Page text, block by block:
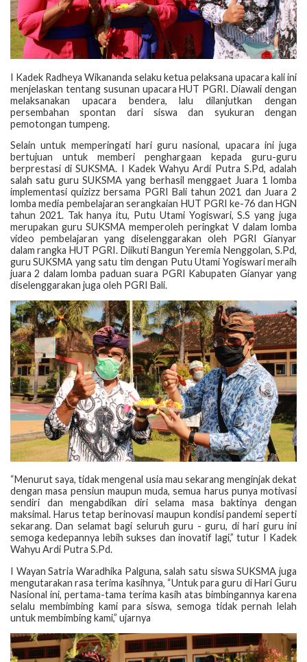
I Kadek Radheya Wikananda selaku ketua pelaksana upacara kali ini
menjelaskan tentang susunan upacara HUT PGRI. Diawali dengan
melaksanakan upacara bendera, lalu dilanjutkan dengan
persembahan spontan dari siswa dan syukuran dengan
pemotongan tumpeng.
Selain untuk memperingati hari guru nasional, upacara ini juga
bertujuan untuk memberi penghargaan kepada guru-guru
berprestasi di SUKSMA. I Kadek Wahyu Ardi Putra S.Pd, adalah
salah satu guru SUKSMA yang berhasil menggaet Juara 1 lomba
implementasi quizizz bersama PGRI Bali tahun 2021 dan Juara 2
lomba media pembelajaran serangkaian HUT PGRI ke-76 dan HGN
tahun 2021. Tak hanya itu, Putu Utami Yogiswari, S.S yang juga
merupakan guru SUKSMA memperoleh peringkat V dalam lomba
video pembelajaran yang diselenggarakan oleh PGRI Gianyar
dalam rangka HUT PGRI. Diikuti Bangun Yeremia Nenggolan, S.Pd,
guru SUKSMA yang satu tim dengan Putu Utami Yogiswari meraih
juara 2 dalam lomba paduan suara PGRI Kabupaten Gianyar yang
diselenggarakan juga oleh PGRI Bali.
“Menurut saya, tidak mengenal usia mau sekarang menginjak dekat
dengan masa pensiun maupun muda, semua harus punya motivasi
sendiri dan mengabdikan diri selama masa baktinya dengan
maksimal. Harus tetap berinovasi maupun kondisi pandemi seperti
sekarang. Dan selamat bagi seluruh guru - guru, di hari guru ini
semoga kedepannya lebih sukses dan inovatif lagi,” tutur I Kadek
Wahyu Ardi Putra S.Pd.
I Wayan Satria Waradhika Palguna, salah satu siswa SUKSMA juga
mengutarakan rasa terima kasihnya, “Untuk para guru di Hari Guru
Nasional ini, pertama-tama terima kasih atas bimbingannya karena
selalu membimbing kami para siswa, semoga tidak pernah lelah
untuk membimbing kami,” ujarnya